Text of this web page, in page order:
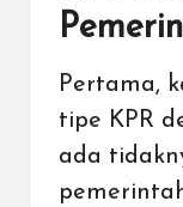
Pertama,
tipe KPR
ada